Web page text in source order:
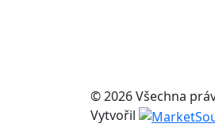
© 2026 Všechna
Vytvořil